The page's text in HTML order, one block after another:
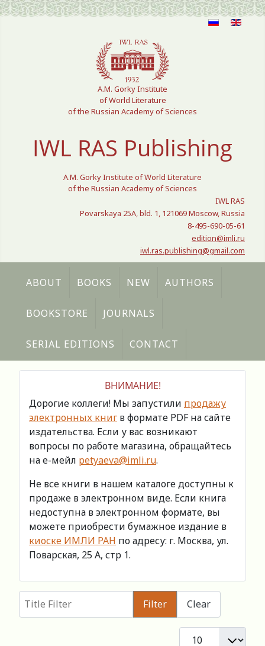
Select your language
A.M. Gorky Institute
of World Literature
of the Russian Academy of Sciences
IWL RAS Publishing
A.M. Gorky Institute of World Literature
of the Russian Academy of Sciences
IWL RAS
Povarskaya 25A, bld. 1, 121069 Moscow, Russia
8-495-690-05-61
edition@imli.ru
iwl.ras.publishing@gmail.com
ABOUT BOOKS NEW AUTHORS
BOOKSTORE JOURNALS
SERIAL EDITIONS CONTACT
ВНИМАНИЕ!
Дорогие коллеги! Мы запустили продажу
электронных книг в формате PDF на сайте
издательства. Если у вас возникают
вопросы по работе магазина, обращайтесь
на е-мейл petyaeva@imli.ru.
Не все книги в нашем каталоге доступны к
продаже в электронном виде. Если книга
недоступна в электронном формате, вы
можете приобрести бумажное издание в
киоске ИМЛИ РАН по адресу: г. Москва, ул.
Поварская, 25 А, стр 1.
Title Filter
Filter Clear
Display #